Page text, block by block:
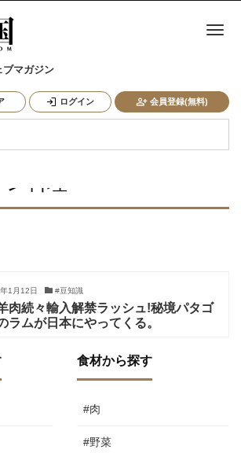
ブマガジン
ログイン 会員登録(無料)
ナ
料理
1月12日 #豆知識
肉続々輸入解禁ラッシュ!秘境パタゴ
ラムが日本にやってくる。
食材から探す
#肉
#野菜